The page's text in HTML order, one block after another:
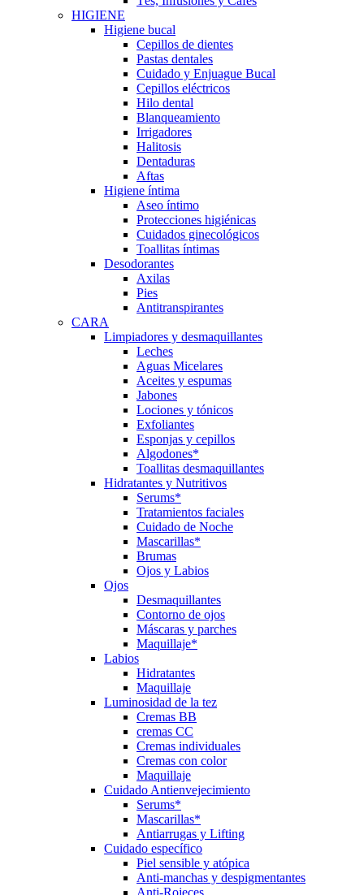
HIGIENE
Higiene bucal
Cepillos de dientes
Pastas dentales
Cuidado y Enjuague Bucal
Cepillos eléctricos
Hilo dental
Blanqueamiento
Irrigadores
Halitosis
Dentaduras
Aftas
Higiene íntima
Aseo íntimo
Protecciones higiénicas
Cuidados ginecológicos
Toallitas íntimas
Desodorantes
Axilas
Pies
Antitranspirantes
CARA
Limpiadores y desmaquillantes
Leches
Aguas Micelares
Aceites y espumas
Jabones
Lociones y tónicos
Exfoliantes
Esponjas y cepillos
Algodones*
Toallitas desmaquillantes
Hidratantes y Nutritivos
Serums*
Tratamientos faciales
Cuidado de Noche
Mascarillas*
Brumas
Ojos y Labios
Ojos
Desmaquillantes
Contorno de ojos
Máscaras y parches
Maquillaje*
Labios
Hidratantes
Maquillaje
Luminosidad de la tez
Cremas BB
cremas CC
Cremas individuales
Cremas con color
Maquillaje
Cuidado Antienvejecimiento
Serums*
Mascarillas*
Antiarrugas y Lifting
Cuidado específico
Piel sensible y atópica
Anti-manchas y despigmentantes